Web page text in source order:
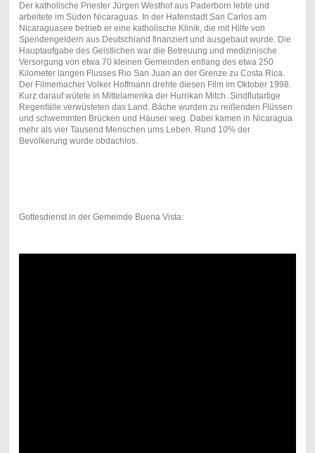
Der katholische Priester Jürgen Westhof aus Paderborn lebte und
arbeitete im Süden Nicaraguas. In der Hafenstadt San Carlos am
Nicaraguasee betrieb er eine katholische Klinik, die mit Hilfe von
Spendengeldern aus Deutschland finanziert und ausgebaut wurde. Die
Hauptaufgabe des Geistlichen war die Betreuung und medizinische
Versorgung von etwa 70 kleinen Gemeinden entlang des etwa 250
Kilometer langen Flusses Rio San Juan an der Grenze zu Costa Rica.
Der Filmemacher Volker Hoffmann drehte diesen Film im Oktober 1998.
Kurz darauf wütete in Mittelamerika der Hurrikan Mitch. Sindflutartige
Regenfälle verwüsteten das Land. Bäche wurden zu reißenden Flüssen
und schwemmten Brücken und Häuser weg. Dabei kamen in Nicaragua
mehr als vier Tausend Menschen ums Leben. Rund 10% der
Bevölkerung wurde obdachlos.
Gottesdienst in der Gemeinde Buena Vista: